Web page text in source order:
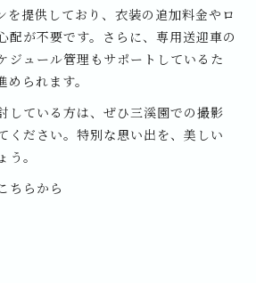
を提供しており、衣装の追加料金やロ
配が不要です。さらに、専用送迎車の
ジュール管理もサポートしているた
られます。
している方は、ぜひ三溪園での撮影
ください。特別な思い出を、美しい
。
ちらから